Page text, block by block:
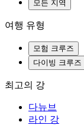
모든 지역
여행 유형
모험 크루즈
다이빙 크루즈
최고의 강
다뉴브
라인 강